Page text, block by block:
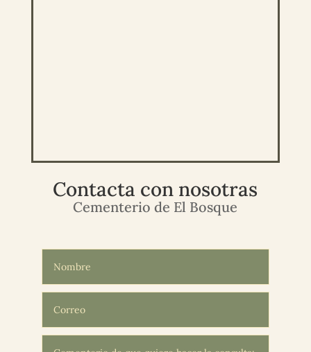
Contacta con nosotras
Cementerio de El Bosque